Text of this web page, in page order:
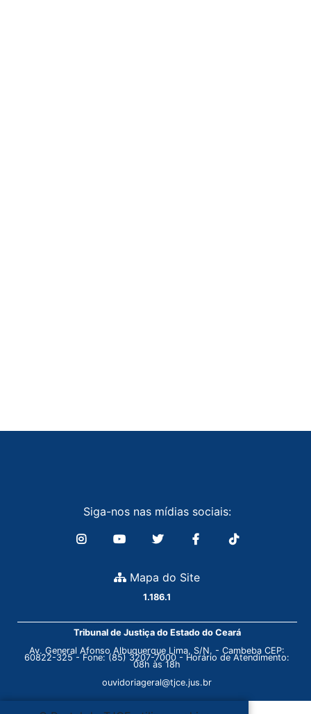
Siga-nos nas mídias sociais:
Mapa do Site
1.186.1
Tribunal de Justiça do Estado do Ceará
Av. General Afonso Albuquerque Lima, S/N. - Cambeba CEP:
60822-325 - Fone: (85) 3207-7000 - Horário de Atendimento:
08h às 18h
ouvidoriageral@tjce.jus.br